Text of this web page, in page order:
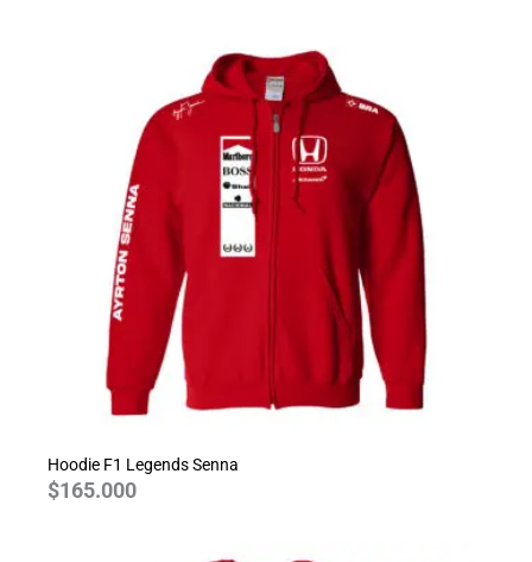
Hoodie F1 Legends Senna
$165.000